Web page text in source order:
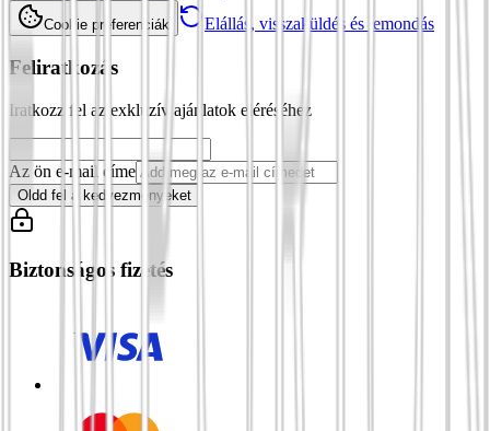
Cookie preferenciák Elállás, visszaküldés és lemondás
Feliratkozás
Iratkozz fel az exkluzív ajánlatok eléréséhez
Az ön e-mail címe
Oldd fel a kedvezményeket
Biztonságos fizetés